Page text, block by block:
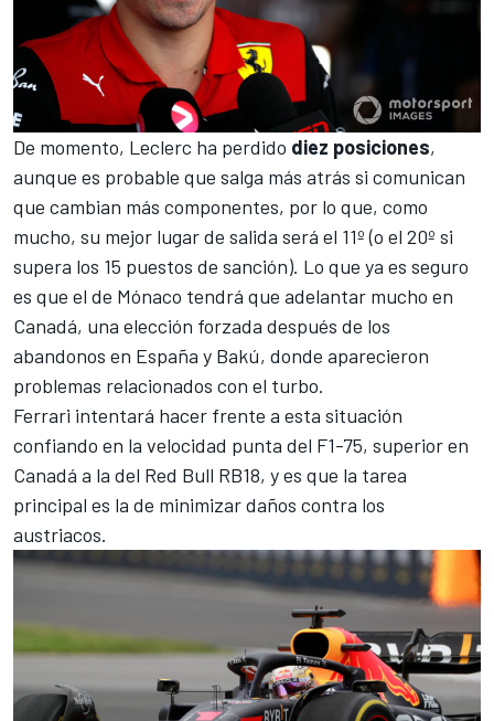
De momento, Leclerc ha perdido diez posiciones,
aunque es probable que salga más atrás si comunican
que cambian más componentes, por lo que, como
mucho, su mejor lugar de salida será el 11º (o el 20º si
supera los 15 puestos de sanción). Lo que ya es seguro
es que el de Mónaco tendrá que adelantar mucho en
Canadá, una elección forzada después de los
abandonos en España y Bakú, donde aparecieron
problemas relacionados con el turbo.
Ferrari intentará hacer frente a esta situación
confiando en la velocidad punta del F1-75, superior en
Canadá a la del Red Bull RB18, y es que la tarea
principal es la de minimizar daños contra los
austriacos.